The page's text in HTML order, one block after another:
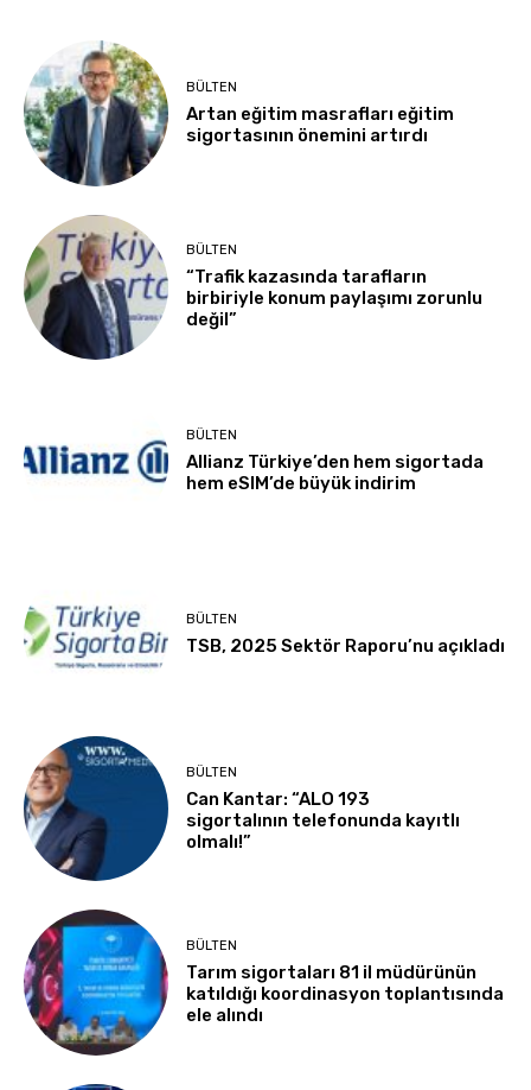
BÜLTEN
Artan eğitim masrafları eğitim
sigortasının önemini artırdı
BÜLTEN
“Trafik kazasında tarafların
birbiriyle konum paylaşımı zorunlu
değil”
BÜLTEN
Allianz Türkiye’den hem sigortada
hem eSIM’de büyük indirim
BÜLTEN
TSB, 2025 Sektör Raporu’nu açıkladı
BÜLTEN
Can Kantar: “ALO 193
sigortalının telefonunda kayıtlı
olmalı!”
BÜLTEN
Tarım sigortaları 81 il müdürünün
katıldığı koordinasyon toplantısında
ele alındı